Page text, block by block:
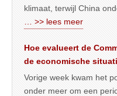
klimaat, terwijl China
… >> lees meer
Hoe evalueert de
de economische
Vorige week kwam het
onder meer om een